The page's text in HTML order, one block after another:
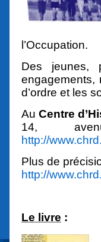
l’Occupation.
Des jeunes,
engagements,
d’ordre et les
AuCentre
14,
http://
Plus de
http://
Le livre :